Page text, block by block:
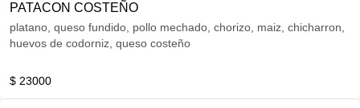
PATACON COSTEÑO
platano, queso fundido, pollo mechado, chorizo, maiz, chicharron,
huevos de codorniz, queso costeño
$ 23000